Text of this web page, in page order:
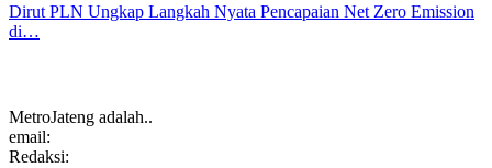
Dirut PLN Ungkap Langkah Nyata Pencapaian Net Zero Emission
di…
MetroJateng adalah..
email:
Redaksi: